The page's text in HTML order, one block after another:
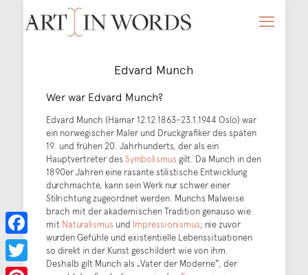
Edvard Munch
Wer war Edvard Munch?
Edvard Munch (Hamar 12.12.1863–23.1.1944 Oslo) war
ein norwegischer Maler und Druckgrafiker des späten
19. und frühen 20. Jahrhunderts, der als ein
Hauptvertreter des Symbolismus gilt. Da Munch in den
1890er Jahren eine rasante stilistische Entwicklung
durchmachte, kann sein Werk nur schwer einer
Stilrichtung zugeordnet werden. Munchs Malweise
brach mit der akademischen Tradition genauso wie
mit Naturalismus und Impressionismus; nie zuvor
wurden Gefühle und existentielle Lebenssituationen
so direkt in der Kunst geschildert wie von ihm.
Deshalb gilt Munch als „Vater der Moderne“, der
Facebook
Twitter